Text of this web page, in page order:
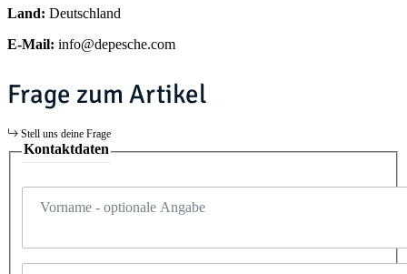
Land: Deutschland
E-Mail: info@depesche.com
Frage zum Artikel
Stell uns deine Frage
Kontaktdaten
Vorname - optionale Angabe